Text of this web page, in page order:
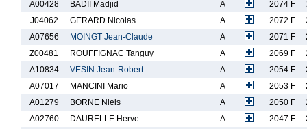
A00428
BADII Madjid A 2074 F
J04062
GERARD Nicolas A 2072 F
A07656
MOINGT Jean-Claude A 2071 F
Z00481
ROUFFIGNAC Tanguy A 2069 F
A10834
VESIN Jean-Robert A 2054 F
A07017
MANCINI Mario A 2053 F
A01279
BORNE Niels A 2050 F
A02760
DAURELLE Herve A 2047 F